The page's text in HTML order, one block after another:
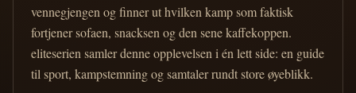
vennegjengen og finner ut hvilken kamp som faktisk
fortjener sofaen, snacksen og den sene kaffekoppen.
eliteserien samler denne opplevelsen i én lett side: en guide
til sport, kampstemning og samtaler rundt store øyeblikk.